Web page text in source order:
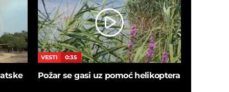
VESTI 0:35
Požar se gasi uz pomoć helikoptera